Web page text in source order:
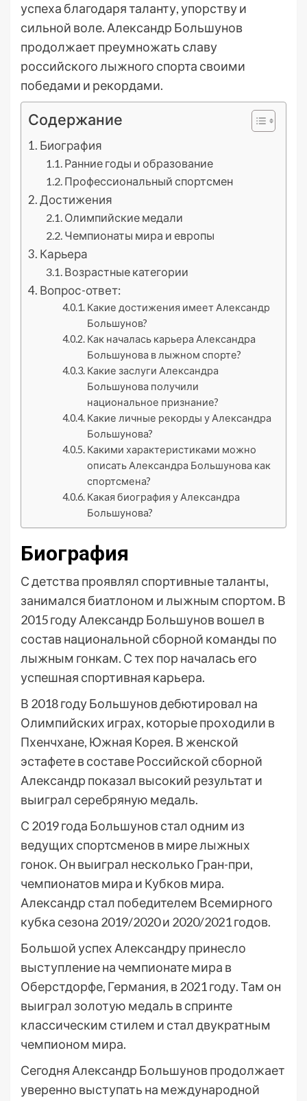
успеха благодаря таланту, упорству и
сильной воле. Александр Большунов
продолжает преумножать славу
российского лыжного спорта своими
победами и рекордами.
Содержание
Биография
Ранние годы и образование
Профессиональный спортсмен
Достижения
Олимпийские медали
Чемпионаты мира и европы
Карьера
Возрастные категории
Вопрос-ответ:
Какие достижения имеет Александр
Большунов?
Как началась карьера Александра
Большунова в лыжном спорте?
Какие заслуги Александра
Большунова получили
национальное признание?
Какие личные рекорды у Александра
Большунова?
Какими характеристиками можно
описать Александра Большунова как
спортсмена?
Какая биография у Александра
Большунова?
Биография
С детства проявлял спортивные таланты,
занимался биатлоном и лыжным спортом. В
2015 году Александр Большунов вошел в
состав национальной сборной команды по
лыжным гонкам. С тех пор началась его
успешная спортивная карьера.
В 2018 году Большунов дебютировал на
Олимпийских играх, которые проходили в
Пхенчхане, Южная Корея. В женской
эстафете в составе Российской сборной
Александр показал высокий результат и
выиграл серебряную медаль.
С 2019 года Большунов стал одним из
ведущих спортсменов в мире лыжных
гонок. Он выиграл несколько Гран-при,
чемпионатов мира и Кубков мира.
Александр стал победителем Всемирного
кубка сезона 2019/2020 и 2020/2021 годов.
Большой успех Александру принесло
выступление на чемпионате мира в
Оберстдорфе, Германия, в 2021 году. Там он
выиграл золотую медаль в спринте
классическим стилем и стал двукратным
чемпионом мира.
Сегодня Александр Большунов продолжает
уверенно выступать на международной